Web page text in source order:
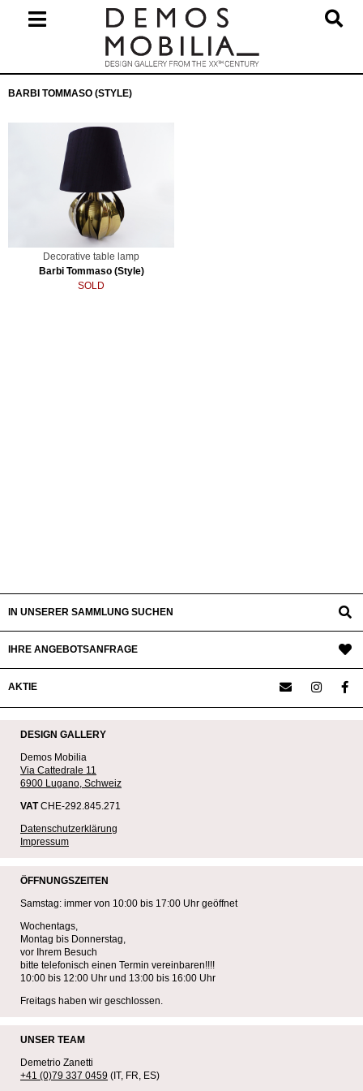
Navigation
BARBI TOMMASO (STYLE)
Decorative table lamp
Barbi Tommaso (Style)
SOLD
IN UNSERER SAMMLUNG SUCHEN
IHRE ANGEBOTSANFRAGE
AKTIE
DESIGN GALLERY
Demos Mobilia
Via Cattedrale 11
6900 Lugano, Schweiz
VATCHE-292.845.271
Datenschutzerklärung
Impressum
ÖFFNUNGSZEITEN
Samstag: immer von 10:00 bis 17:00 Uhr geöffnet
Wochentags,
Montag bis Donnerstag,
vor Ihrem Besuch
bitte telefonisch einen Termin vereinbaren!!!!
10:00 bis 12:00 Uhr und 13:00 bis 16:00 Uhr
Freitags haben wir geschlossen.
UNSER TEAM
Demetrio Zanetti
+41 (0)79 337 0459 (IT, FR, ES)